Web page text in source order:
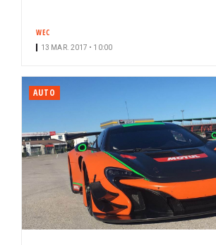
WEC
13 MAR. 2017 • 10:00
AUTO